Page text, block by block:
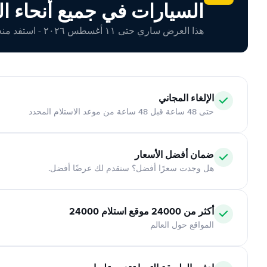
السيارات في جميع أنحاء
هذا العرض ساري حتى ١١ أغسطس ٢٠٢٦ - استفد منه اليوم!
الإلغاء المجاني
حتى 48 ساعة قبل 48 ساعة من موعد الاستلام المحدد
ضمان أفضل الأسعار
هل وجدت سعرًا أفضل؟ سنقدم لك عرضًا أفضل.
أكثر من 24000 موقع استلام 24000
المواقع حول العالم